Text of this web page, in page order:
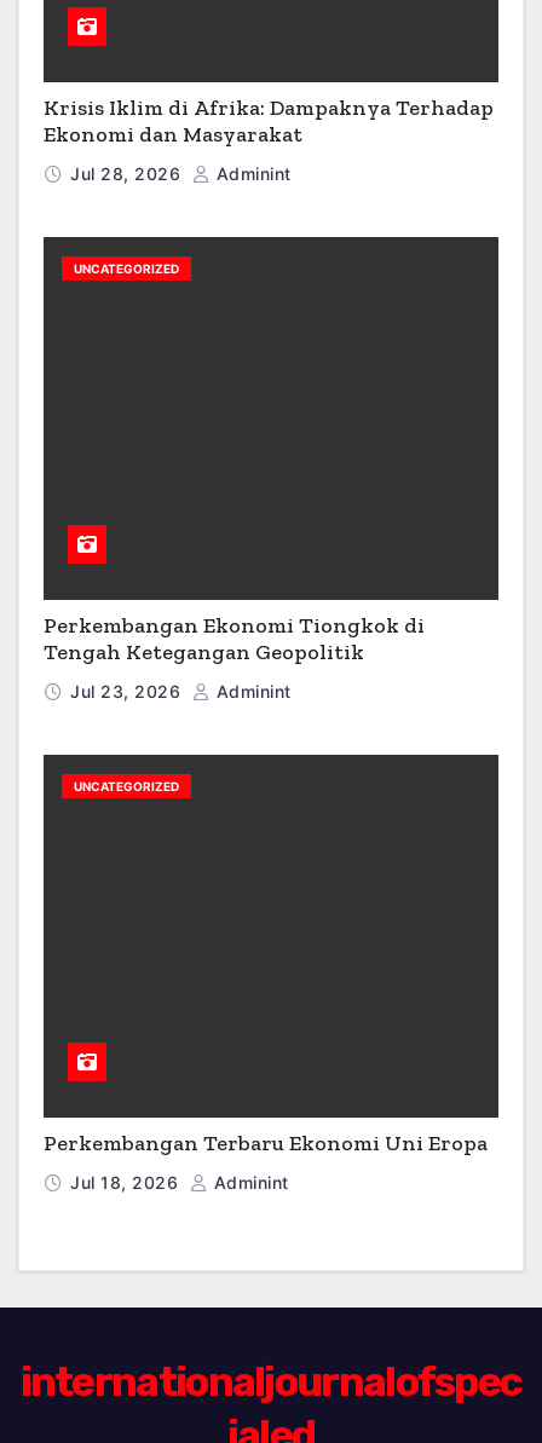
Krisis Iklim di Afrika: Dampaknya Terhadap
Ekonomi dan Masyarakat
Jul 28, 2026 Adminint
UNCATEGORIZED
Perkembangan Ekonomi Tiongkok di
Tengah Ketegangan Geopolitik
Jul 23, 2026 Adminint
UNCATEGORIZED
Perkembangan Terbaru Ekonomi Uni Eropa
Jul 18, 2026 Adminint
internationaljournalofspec